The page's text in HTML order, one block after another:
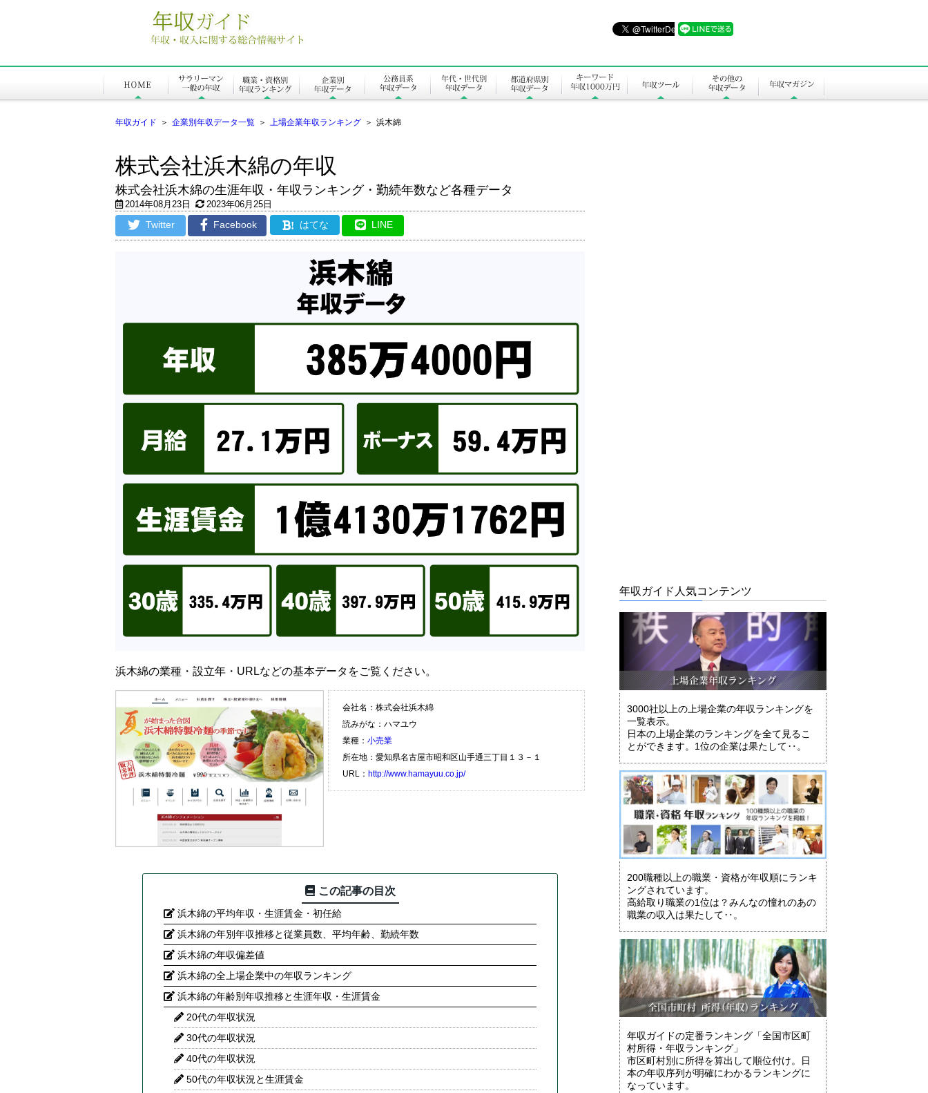
年収ガイド ＞ 企業別年収データ一覧 ＞ 上場企業年収ランキング ＞ 浜木綿
株式会社浜木綿の年収
株式会社浜木綿の生涯年収・年収ランキング・勤続年数など各種データ
2014年08月23日 2023年06月25日
Twitter Facebook ! はてな LINE
浜木綿の業種・設立年・URLなどの基本データをご覧ください。
会社名：株式会社浜木綿
読みがな：ハマユウ
業種： 小売業
所在地：愛知県名古屋市昭和区山手通三丁目１３－１
URL： http://www.hamayuu.co.jp/
この記事の目次
浜木綿の平均年収・生涯賃金・初任給
浜木綿の年別年収推移と従業員数、平均年齢、勤続年数
浜木綿の年収偏差値
浜木綿の全上場企業中の年収ランキング
浜木綿の年齢別年収推移と生涯年収・生涯賃金
20代の年収状況
30代の年収状況
40代の年収状況
50代の年収状況と生涯賃金
年収ガイド人気コンテンツ
3000社以上の上場企業の年収ランキングを
一覧表示。
日本の上場企業のランキングを全て見るこ
とができます。1位の企業は果たして‥。
200職種以上の職業・資格が年収順にランキ
ングされています。
高給取り職業の1位は？みんなの憧れのあの
職業の収入は果たして‥。
年収ガイドの定番ランキング「全国市区町
村所得・年収ランキング」
市区町村別に所得を算出して順位付け。日
本の年収序列が明確にわかるランキングに
なっています。